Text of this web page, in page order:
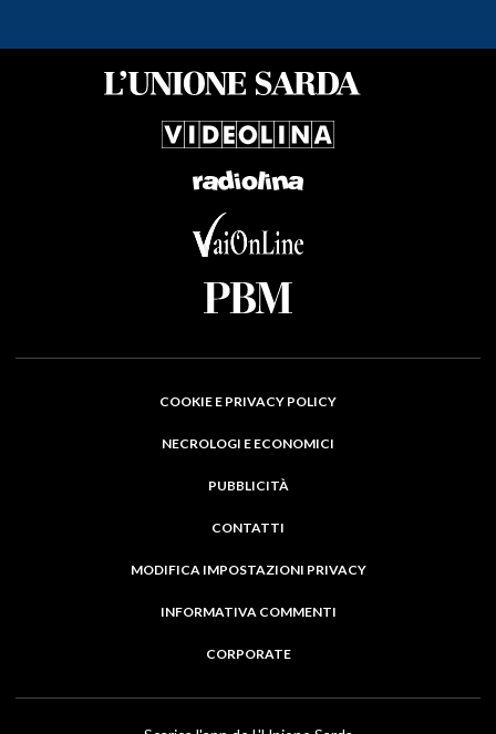
COOKIE E PRIVACY POLICY
NECROLOGI E ECONOMICI
PUBBLICITÀ
CONTATTI
MODIFICA IMPOSTAZIONI PRIVACY
INFORMATIVA COMMENTI
CORPORATE